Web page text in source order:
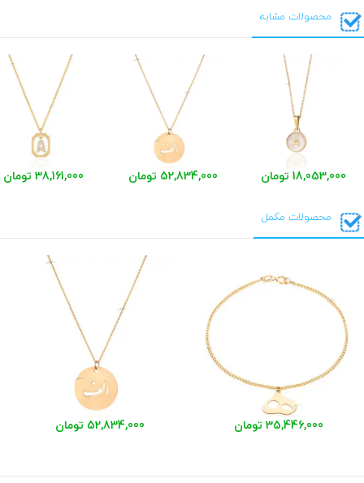
محصولات مشابه
18,053,000 تومان 52,834,000 تومان 38,161,000 تومان
محصولات مکمل
35,446,000 تومان 52,834,000 تومان